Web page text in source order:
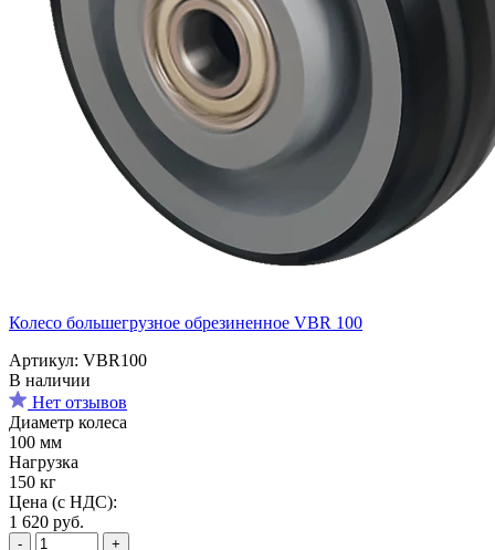
Колесо большегрузное обрезиненное VBR 100
Артикул: VBR100
В наличии
Нет отзывов
Диаметр колеса
100 мм
Нагрузка
150 кг
Цена (с НДС):
1 620 руб.
- +